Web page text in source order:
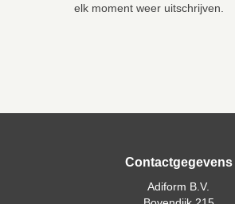
elk moment weer uitschrijven.
Contactgegevens
Adiform B.V.